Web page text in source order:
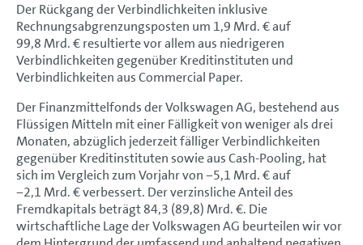
Der Rückgang der Verbindlichkeiten inklusive
Rechnungsabgrenzungsposten um 1,9 Mrd. €auf
99,8 Mrd. €resultierte vor allem aus niedrigeren
Verbindlichkeiten gegenüber Kreditinstituten und
Verbindlichkeiten aus Commercial Paper.
Der Finanzmittelfonds der Volkswagen AG, bestehend aus
Flüssigen Mitteln mit einer Fälligkeit von weniger als drei
Monaten, abzüglich jederzeit fälliger Verbindlichkeiten
gegenüber Kreditinstituten sowie aus Cash-Pooling, hat
sich im Vergleich zum Vorjahr von−5,1 Mrd. €auf
−2,1 Mrd. €verbessert. Der verzinsliche Anteil des
Fremdkapitals beträgt 84,3 (89,8) Mrd. €. Die
wirtschaftliche Lage der Volkswagen AG beurteilen wir vor